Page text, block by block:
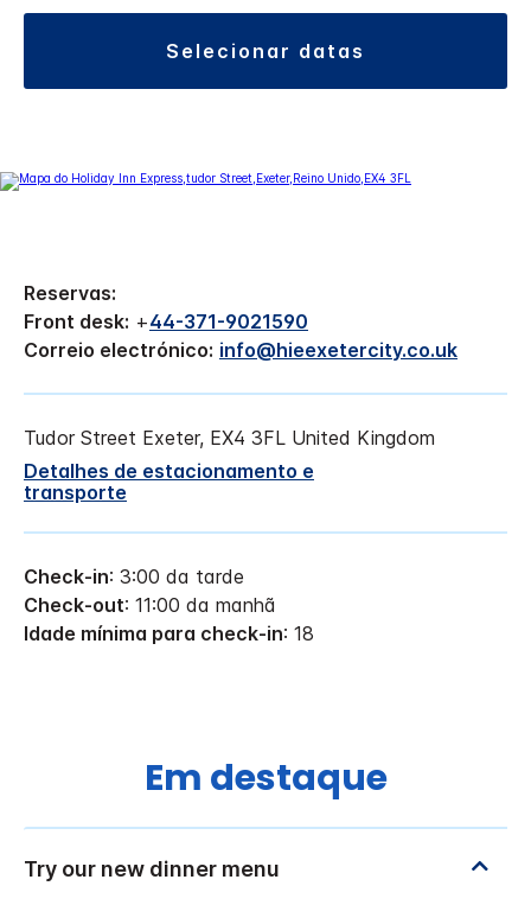
selecionar datas
Reservas:
Front desk: +44-371-9021590
Correio electrónico: info@hieexetercity.co.uk
Tudor Street Exeter, EX4 3FL United Kingdom
Detalhes de estacionamento e
transporte
Check-in: 3:00 da tarde
Check-out: 11:00 da manhã
Idade mínima para check-in: 18
Em destaque